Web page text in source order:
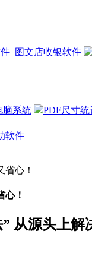
脑系统 PDF尺寸
软件
心！
从源头上解